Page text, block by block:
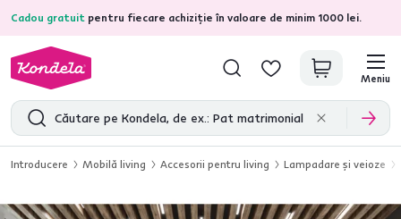
Cadou gratuit pentru fiecare achiziție în valoare de minim 1000 lei.
4,7 31.333recenzii de produs verificate
Meniu
Introducere Mobilă living Accesorii pentru living Lampadare şi veioze